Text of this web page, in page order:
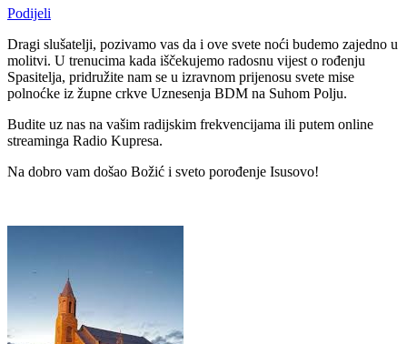
Podijeli
Dragi slušatelji, pozivamo vas da i ove svete noći budemo zajedno u
molitvi. U trenucima kada iščekujemo radosnu vijest o rođenju
Spasitelja, pridružite nam se u izravnom prijenosu svete mise
polnoćke iz župne crkve Uznesenja BDM na Suhom Polju.
Budite uz nas na vašim radijskim frekvencijama ili putem online
streaminga Radio Kupresa.
Na dobro vam došao Božić i sveto porođenje Isusovo!